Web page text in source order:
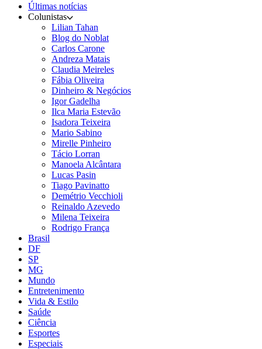
Últimas notícias
Colunistas
Lilian Tahan
Blog do Noblat
Carlos Carone
Andreza Matais
Claudia Meireles
Fábia Oliveira
Dinheiro & Negócios
Igor Gadelha
Ilca Maria Estevão
Isadora Teixeira
Mario Sabino
Mirelle Pinheiro
Tácio Lorran
Manoela Alcântara
Lucas Pasin
Tiago Pavinatto
Demétrio Vecchioli
Reinaldo Azevedo
Milena Teixeira
Rodrigo França
Brasil
DF
SP
MG
Mundo
Entretenimento
Vida & Estilo
Saúde
Ciência
Esportes
Especiais